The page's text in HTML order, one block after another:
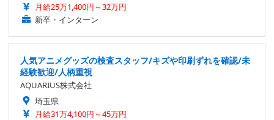
月給25万1,400円～32万円
新卒・インターン
人気アニメグッズの検査スタッフ/キズや印刷ずれを確認/未
経験歓迎/人柄重視
AQUARIUS株式会社
埼玉県
月給31万4,100円～45万円